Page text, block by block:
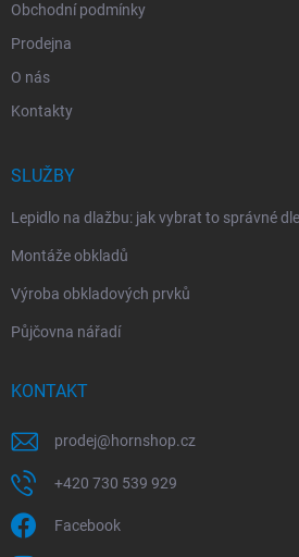
Obchodní podmínky
Prodejna
O nás
Kontakty
SLUŽBY
Lepidlo na dlažbu: jak vybrat to správné
Montáže obkladů
Výroba obkladových prvků
Půjčovna nářadí
KONTAKT
prodej@hornshop.cz
+420 730 539 929
Facebook